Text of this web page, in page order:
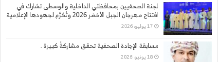
لجنة الصحفيين بمحافظتي الداخلية والوسطى تشارك في
افتتاح مهرجان الجبل الأخضر 2026 وتُكرَّم لجهودها الإعلامية
17 يوليو، 2026
مسابقة الإجادة الصحفية تحقق مشاركةً كبيرة .
18 يونيو، 2026